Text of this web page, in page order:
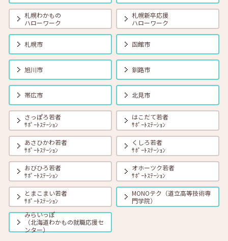
2026年06月01日(月) 学生 求職者
【帯広・対面】6月19日（金） 就勝塾 会話力アップ～アサーティブ・
コミュニケーション～ 11:00～11:40
学生
【オンライン】6月23日（火）採用につながる応募書類の書き方 14:00
～14:45
2026年06月01日(月) 学生 求職者
【オンライン】6月25日（木）小さな夢からかなえてみよう 14:00～
14:30
札幌わかもの
ハローワーク
札幌新卒応援
ハローワーク
札幌市 函館市
旭川市 釧路市
帯広市 北見市
さっぽろ若者
ｻﾎﾟｰﾄｽﾃｰｼｮﾝ
はこだて若者
ｻﾎﾟｰﾄｽﾃｰｼｮﾝ
あさひかわ若者
ｻﾎﾟｰﾄｽﾃｰｼｮﾝ
くしろ若者
ｻﾎﾟｰﾄｽﾃｰｼｮﾝ
おびひろ若者
ｻﾎﾟｰﾄｽﾃｰｼｮﾝ
オホーツク若者
ｻﾎﾟｰﾄｽﾃｰｼｮﾝ
とまこまい若者
ｻﾎﾟｰﾄｽﾃｰｼｮﾝ
MONOテク（道立高等技術専
門学院）
みらいっぽ
（北海道わかもの就職応援セ
ンター）